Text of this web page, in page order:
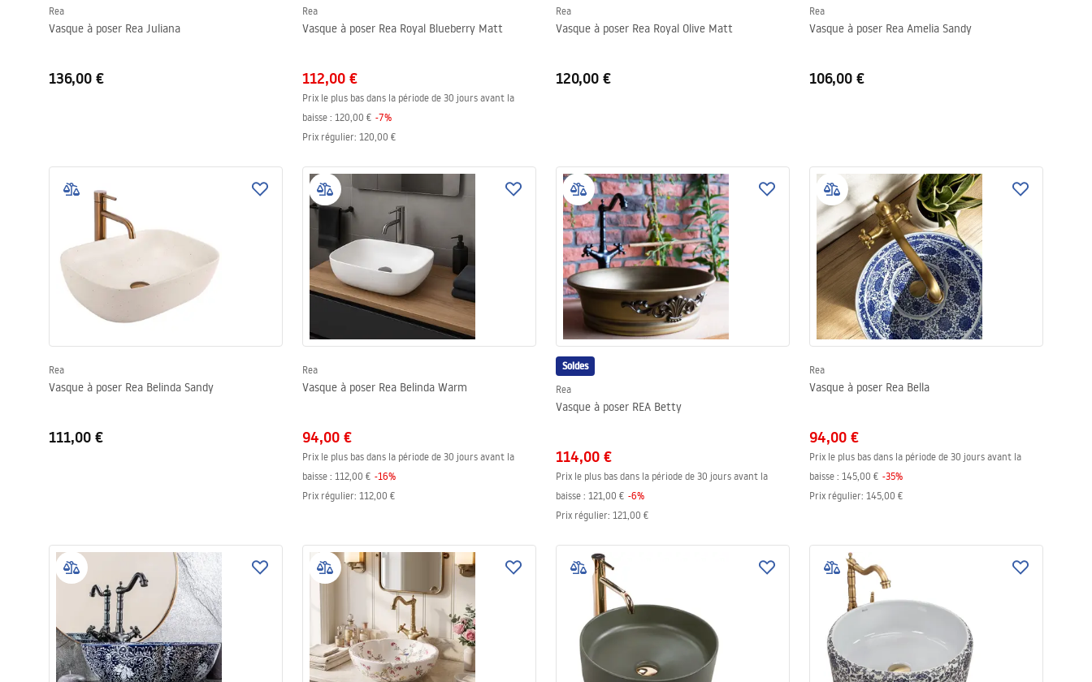
Rea
Vasque à poser Rea Juliana
136,00 €
Rea
Vasque à poser Rea Royal Blueberry Matt
112,00 €
Prix le plus bas dans la période de 30 jours avant la
baisse : 120,00 € -7%
Prix régulier: 120,00 €
Rea
Vasque à poser Rea Royal Olive Matt
120,00 €
Rea
Vasque à poser Rea Amelia Sandy
106,00 €
Rea
Vasque à poser Rea Belinda Sandy
111,00 €
Rea
Vasque à poser Rea Belinda Warm
94,00 €
Prix le plus bas dans la période de 30 jours avant la
baisse : 112,00 € -16%
Prix régulier: 112,00 €
Soldes
Rea
Vasque à poser REA Betty
114,00 €
Prix le plus bas dans la période de 30 jours avant la
baisse : 121,00 € -6%
Prix régulier: 121,00 €
Rea
Vasque à poser Rea Bella
94,00 €
Prix le plus bas dans la période de 30 jours avant la
baisse : 145,00 € -35%
Prix régulier: 145,00 €